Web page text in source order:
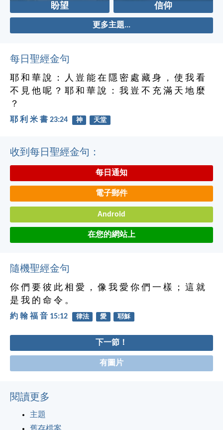
盼望 信仰
更多主題...
每日聖經金句
耶 和 華 說 ： 人 豈 能 在 隱 密 處 藏 身 ， 使 我 看
不 見 他 呢 ？ 耶 和 華 說 ： 我 豈 不 充 滿 天 地 麼
？
耶 利 米 書 23:24 神 天堂
收到每日聖經金句：
每日通知
電子郵件
Android
在您的網站上
隨機聖經金句
你 們 要 彼 此 相 愛 ， 像 我 愛 你 們 一 樣 ； 這 就
是 我 的 命 令 。
約 翰 福 音 15:12 律法 愛 耶穌
下一節！
有圖片
閱讀更多
主題